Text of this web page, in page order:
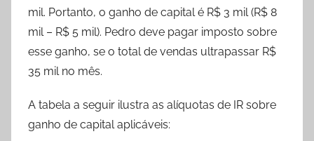
mil. Portanto, o ganho de capital é R$ 3 mil (R$ 8
mil – R$ 5 mil). Pedro deve pagar imposto sobre
esse ganho, se o total de vendas ultrapassar R$
35 mil no mês.
A tabela a seguir ilustra as alíquotas de IR sobre
ganho de capital aplicáveis: